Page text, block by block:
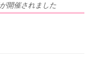
開催されました